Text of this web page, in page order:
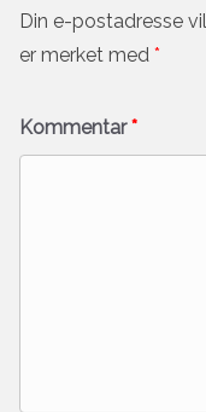
Din e-postadresse
er merket med *
Kommentar*